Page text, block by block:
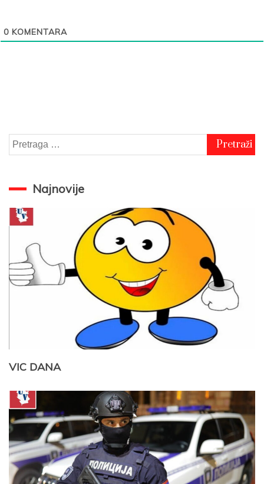
0 KOMENTARA
Pretraga
za:
Najnovije
VIC DANA